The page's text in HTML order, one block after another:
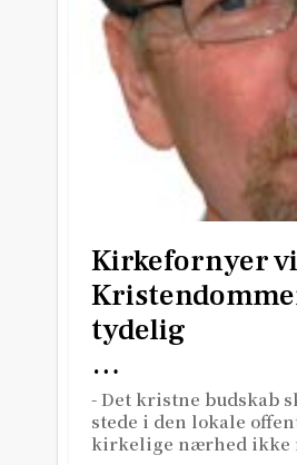
Kirkefornyer
tydelig
…
- Det kristne budskab
stede i den lokale
kirkelige nærhed ikke